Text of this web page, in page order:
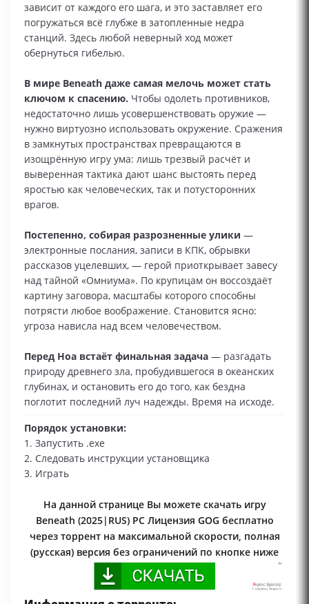
зависит от каждого его шага, и это заставляет его
погружаться всё глубже в затопленные недра
станций. Здесь любой неверный ход может
обернуться гибелью.
В мире Beneath даже самая мелочь может стать
ключом к спасению. Чтобы одолеть противников,
недостаточно лишь усовершенствовать оружие —
нужно виртуозно использовать окружение. Сражения
в замкнутых пространствах превращаются в
изощрённую игру ума: лишь трезвый расчёт и
выверенная тактика дают шанс выстоять перед
яростью как человеческих, так и потусторонних
врагов.
Постепенно, собирая разрозненные улики —
электронные послания, записи в КПК, обрывки
рассказов уцелевших, — герой приоткрывает завесу
над тайной «Омниума». По крупицам он воссоздаёт
картину заговора, масштабы которого способны
потрясти любое воображение. Становится ясно:
угроза нависла над всем человечеством.
Перед Ноа встаёт финальная задача — разгадать
природу древнего зла, пробудившегося в океанских
глубинах, и остановить его до того, как бездна
поглотит последний луч надежды. Время на исходе.
Порядок установки:
1. Запустить .exe
2. Следовать инструкции установщика
3. Играть
На данной странице Вы можете скачать игру
Beneath (2025|RUS) PC Лицензия GOG бесплатно
через торрент на максимальной скорости, полная
(русская) версия без ограничений по кнопке ниже